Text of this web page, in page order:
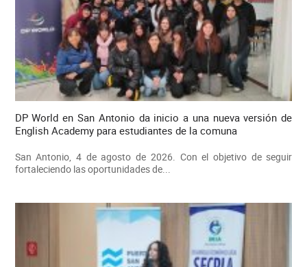
DP World en San Antonio da inicio a una nueva versión de
English Academy para estudiantes de la comuna
San Antonio, 4 de agosto de 2026. Con el objetivo de seguir
fortaleciendo las oportunidades de...